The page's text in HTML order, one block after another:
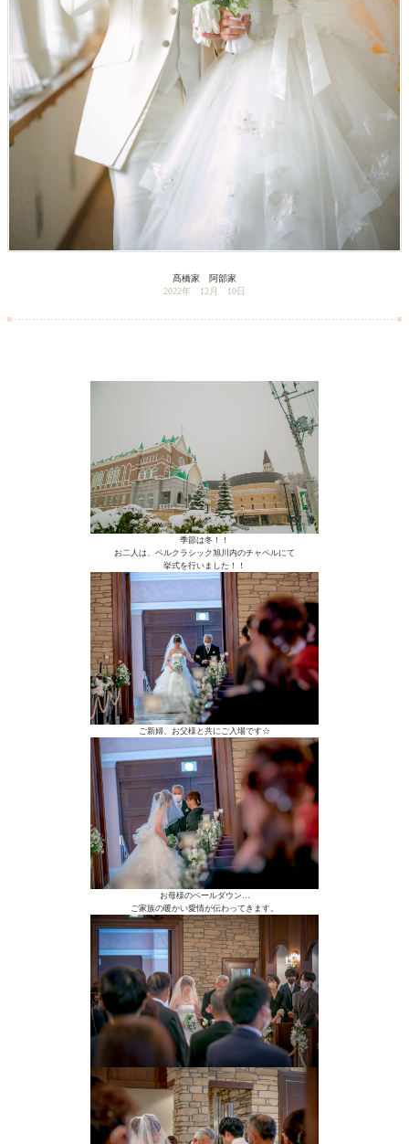
髙橋家 阿部家
2022年 12月 10日
季節は冬！！
お二人は、ベルクラシック旭川内のチャペルにて
挙式を行いました！！
ご新婦、お父様と共にご入場です☆
お母様のベールダウン…
ご家族の暖かい愛情が伝わってきます。